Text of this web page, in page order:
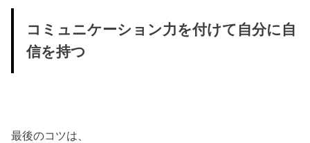
コミュニケーション力を付けて自分に自
信を持つ
最後のコツは、